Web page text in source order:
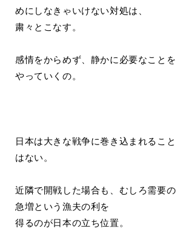
めにしなきゃいけない対処は、
粛々とこなす。
感情をからめず、静かに必要なことを
やっていくの。
日本は大きな戦争に巻き込まれること
はない。
近隣で開戦した場合も、むしろ需要の
急増という漁夫の利を
得るのが日本の立ち位置。